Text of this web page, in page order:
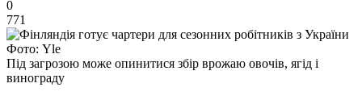
0
771
Фото: Yle
Під загрозою може опинитися збір врожаю овочів, ягід і
винограду